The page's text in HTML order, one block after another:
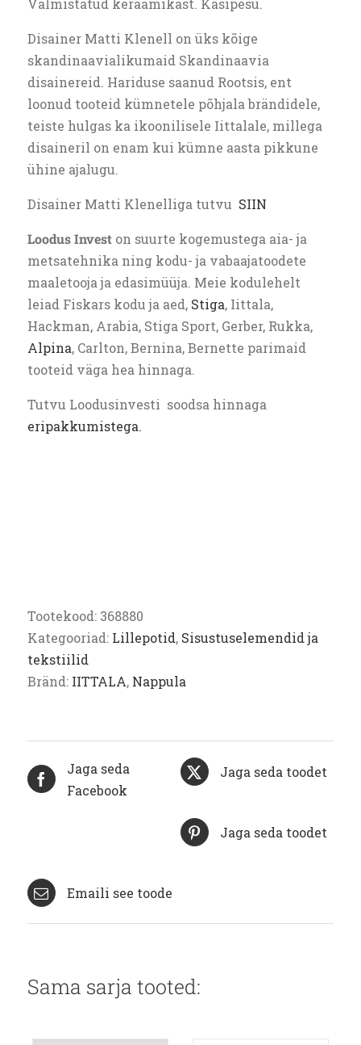
Valmistatud keraamikast. Käsipesu.
Disainer Matti Klenell on üks kõige
skandinaavialikumaid Skandinaavia
disainereid. Hariduse saanud Rootsis, ent
loonud tooteid kümnetele põhjala brändidele,
teiste hulgas ka ikoonilisele Iittalale, millega
disaineril on enam kui kümne aasta pikkune
ühine ajalugu.
Disainer Matti Klenelliga tutvu SIIN
Loodus Investon suurte kogemustega aia- ja
metsatehnika ning kodu- ja vabaajatoodete
maaletooja ja edasimüüja. Meie kodulehelt
leiad Fiskars kodu ja aed, Stiga, Iittala,
Hackman, Arabia, Stiga Sport, Gerber, Rukka,
Alpina, Carlton, Bernina, Bernette parimaid
tooteid väga hea hinnaga.
Tutvu Loodusinvesti soodsa hinnaga
eripakkumistega.
Tootekood: 368880
Kategooriad: Lillepotid, Sisustuselemendid ja
tekstiilid
Bränd: IITTALA, Nappula
Jaga seda
Facebook
Jaga seda toodet
Jaga seda toodet
Emaili see toode
Sama sarja tooted: